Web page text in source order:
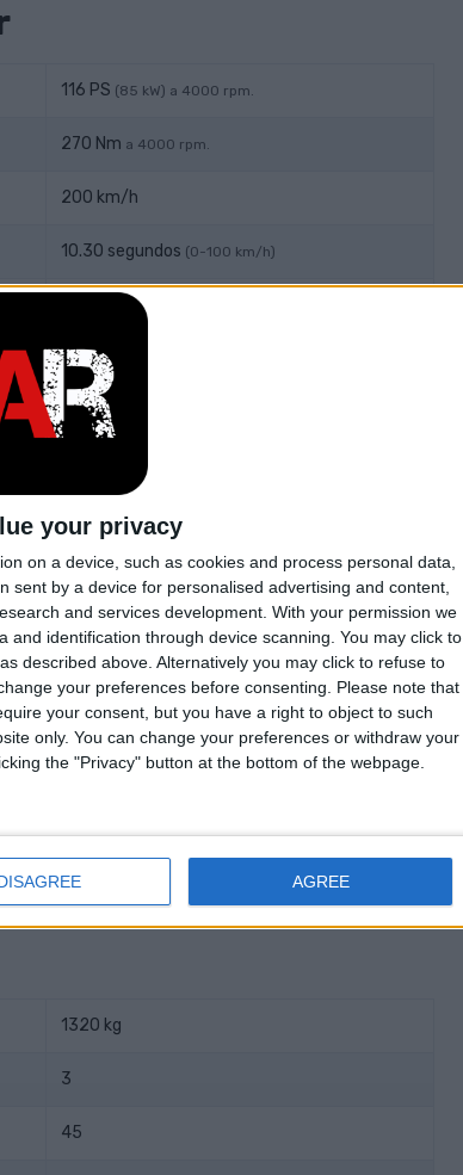
your privacy
on a device, such as cookies and process personal data,
by a device for personalised advertising and content,
and services development. With your permission we
identification through device scanning. You may click to
described above. Alternatively you may click to refuse to
your preferences before consenting.
Please note that
your consent, but you have a right to object to such
only. You can change your preferences or withdraw your
the "Privacy" button at the bottom of the webpage.
AGREE
116 PS (85 kW) a 4000 rpm.
270 Nm a 4000 rpm.
200 km/h
10.30 segundos (0-100 km/h)
6-speed manual
Turbo de doble potencia, intercooler
3
4
84 mm
16.50
1320 kg
3
45